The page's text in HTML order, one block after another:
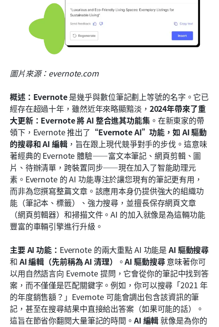
圖片來源：evernote.com
概述：Evernote 是幾乎與數位筆記劃上等號的名字。它已
經存在超過十年，雖然近年來略顯黯淡， 2024年帶來了重
大更新：Evernote 將 AI 整合進其功能集。在新東家的帶
領下，Evernote 推出了 “Evernote AI”功能，如 AI 驅動
的搜尋和 AI 編輯，旨在跟上現代競爭對手的步伐。這意味
著經典的 Evernote 體驗——富文本筆記、網頁剪輯、圖
片、待辦清單，跨裝置同步——現在加入了智能助理元
素。Evernote 的 AI 功能專注於讓您現有的筆記更有用，
而非為您撰寫整篇文章。該應用本身仍提供強大的組織功
能（筆記本、標籤）、強力搜尋，並擅長保存網頁文章
（網頁剪輯器）和掃描文件。AI 的加入就像是為這輛功能
豐富的車輛引擎進行升級。
主要 AI 功能： Evernote 的兩大重點 AI 功能是 AI 驅動搜尋
和 AI 編輯（先前稱為 AI 清理） 。AI 驅動搜尋 意味著你可
以用自然語言向 Evernote 提問，它會從你的筆記中找到答
案，而不僅僅是匹配關鍵字。例如，你可以搜尋「2021 年
的年度銷售額？」Evernote 可能會調出包含該資訊的筆
記，甚至在搜尋結果中直接給出答案（如果可能的話）。
這旨在節省你翻閱大量筆記的時間。 AI 編輯 就像是為你的